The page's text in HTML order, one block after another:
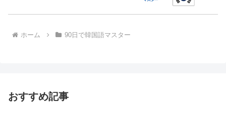
ホーム 90日で韓国語マスター
おすすめ記事